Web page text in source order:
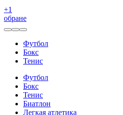
+1
обране
Футбол
Бокс
Тенис
Футбол
Бокс
Тенис
Биатлон
Легкая атлетика